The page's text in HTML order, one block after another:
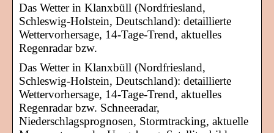
Das Wetter in Klanxbüll (Nordfriesland,
Schleswig-Holstein, Deutschland): detaillierte
Wettervorhersage, 14-Tage-Trend, aktuelles
Regenradar bzw.
Das Wetter in Klanxbüll (Nordfriesland,
Schleswig-Holstein, Deutschland): detaillierte
Wettervorhersage, 14-Tage-Trend, aktuelles
Regenradar bzw. Schneeradar,
Niederschlagsprognosen, Stormtracking, aktuelle